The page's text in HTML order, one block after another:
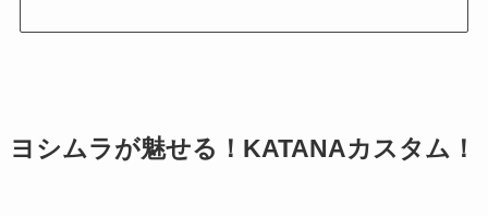
ヨシムラが魅せる！KATANAカスタム！